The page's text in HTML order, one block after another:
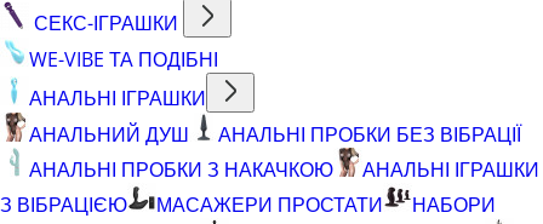
СЕКС-ІГРАШКИ
WE-VIBE ТА ПОДІБНІ
АНАЛЬНІ ІГРАШКИ
АНАЛЬНИЙ ДУШ
АНАЛЬНІ ПРОБКИ БЕЗ ВІБРАЦІЇ
АНАЛЬНІ ПРОБКИ З НАКАЧКОЮ
АНАЛЬНІ ІГРАШКИ
З ВІБРАЦІЄЮ
МАСАЖЕРИ ПРОСТАТИ
НАБОРИ